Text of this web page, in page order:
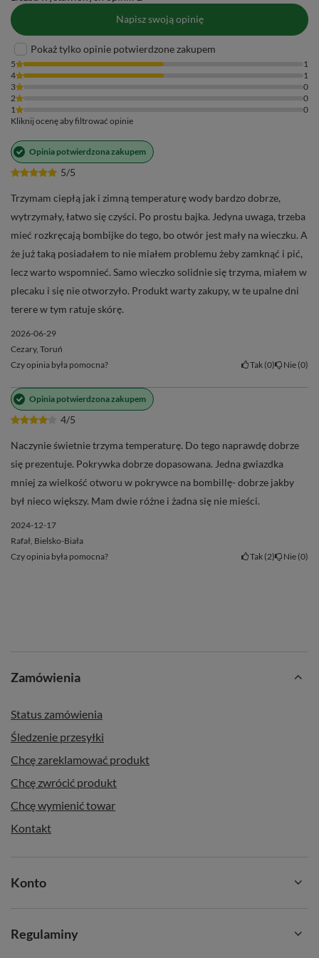
ceramiczne, eleganckiebombille, wygodnetermosyi inne
akcesoria
niezbędne do codziennej rutyny picia yerba mate.
Postaw na jakość i styl – wybierzCebadori ciesz się
bogactwem smaków yerba mate każdego dnia! 🧉✨
Napisz swoją opinię
Pokaż tylko opinie potwierdzone zakupem
5
1
4
1
3
0
2
0
1
0
Kliknij ocenę aby filtrować opinie
5/5
Opinia potwierdzona zakupem
Trzymam ciepłą jak i zimną temperaturę wody bardzo dobrze,
wytrzymały, łatwo się czyści. Po prostu bajka. Jedyna uwaga, trzeba
mieć rozkręcają bombijke do tego, bo otwór jest mały na wieczku. A
że już taką posiadałem to nie miałem problemu żeby zamknąć i pić,
lecz warto wspomnieć. Samo wieczko solidnie się trzyma, miałem w
plecaku i się nie otworzyło. Produkt warty zakupy, w te upalne dni
terere w tym ratuje skórę.
2026-06-29
Cezary, Toruń
Czy opinia była pomocna?
Tak 0 Nie 0
4/5
Opinia potwierdzona zakupem
Naczynie świetnie trzyma temperaturę. Do tego naprawdę dobrze
się prezentuje. Pokrywka dobrze dopasowana. Jedna gwiazdka
mniej za wielkość otworu w pokrywce na bombillę- dobrze jakby
był nieco większy. Mam dwie różne i żadna się nie mieści.
2024-12-17
Rafał, Bielsko-Biała
Czy opinia była pomocna?
Tak 2 Nie 0
Zamówienia
Status zamówienia
Śledzenie przesyłki
Chcę zareklamować produkt
Chcę zwrócić produkt
Chcę wymienić towar
Kontakt
Konto
Regulaminy